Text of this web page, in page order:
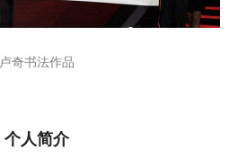
卢奇书法作品
个人简介